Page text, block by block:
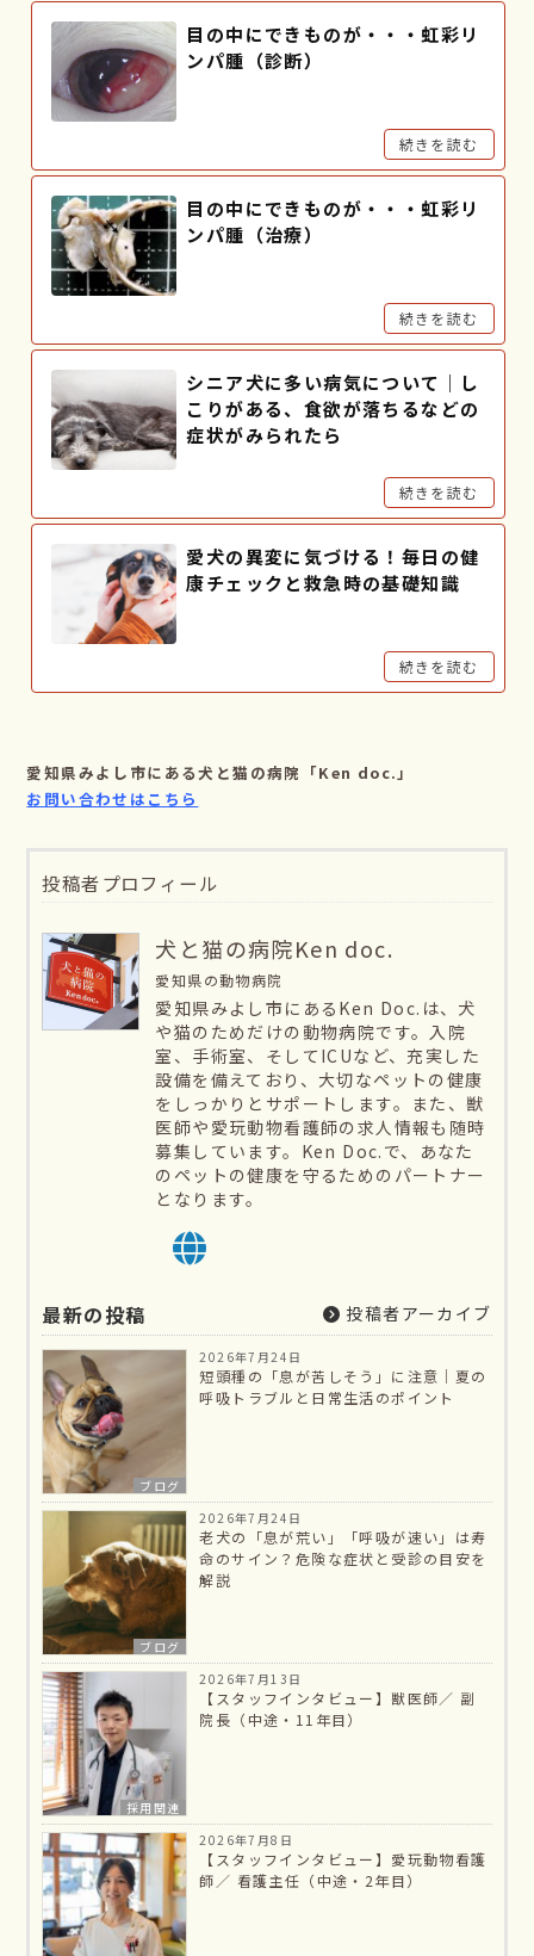
目の中にできものが・・・虹彩リ
ンパ腫（診断）
続きを読む
目の中にできものが・・・虹彩リ
ンパ腫（治療）
続きを読む
シニア犬に多い病気について｜し
こりがある、食欲が落ちるなどの
症状がみられたら
続きを読む
愛犬の異変に気づける！毎日の健
康チェックと救急時の基礎知識
続きを読む
愛知県みよし市にある犬と猫の病院「Ken doc.」
お問い合わせはこちら
投稿者プロフィール
犬と猫の病院Ken doc.
愛知県の動物病院
愛知県みよし市にあるKen Doc.は、犬
や猫のためだけの動物病院です。入院
室、手術室、そしてICUなど、充実した
設備を備えており、大切なペットの健康
をしっかりとサポートします。また、獣
医師や愛玩動物看護師の求人情報も随時
募集しています。Ken Doc.で、あなた
のペットの健康を守るためのパートナー
となります。
最新の投稿 投稿者アーカイブ
ブログ
2026年7月24日
短頭種の「息が苦しそう」に注意｜夏の
呼吸トラブルと日常生活のポイント
ブログ
2026年7月24日
老犬の「息が荒い」「呼吸が速い」は寿
命のサイン？危険な症状と受診の目安を
解説
採用関連
2026年7月13日
【スタッフインタビュー】獣医師／ 副
院長（中途・11年目）
2026年7月8日
【スタッフインタビュー】愛玩動物看護
師／ 看護主任（中途・2年目）